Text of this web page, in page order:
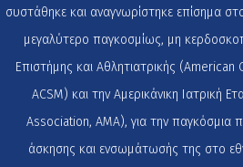
συστάθηκε και αναγνωρίστηκε επίσημα
μεγαλύτερο παγκοσμίως, μη
Επιστήμης και Αθλητιατρικής
ACSM) και την Αμερικάνικη Ιατρική
Association, AMA), για την
άσκησης και ενσωμάτωσής της στο